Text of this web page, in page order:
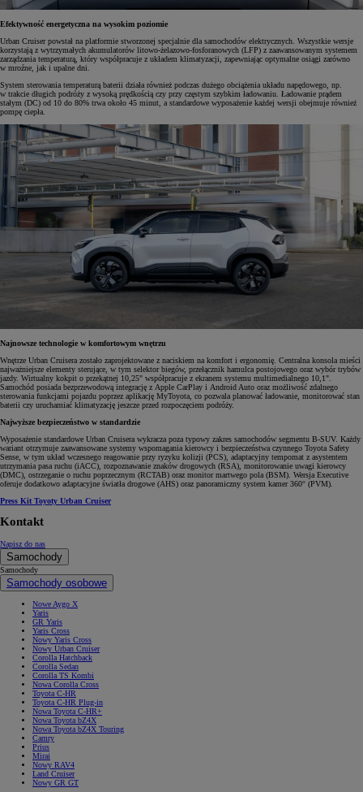
Efektywność energetyczna na wysokim poziomie
Urban Cruiser powstał na platformie stworzonej specjalnie dla samochodów elektrycznych. Wszystkie wersje
korzystają z wytrzymałych akumulatorów litowo-żelazowo-fosforanowych (LFP) z zaawansowanym systemem
zarządzania temperaturą, który współpracuje z układem klimatyzacji, zapewniając optymalne osiągi zarówno
w mroźne, jak i upalne dni.
System sterowania temperaturą baterii działa również podczas dużego obciążenia układu napędowego, np.
w trakcie długich podróży z wysoką prędkością czy przy częstym szybkim ładowaniu. Ładowanie prądem
stałym (DC) od 10 do 80% trwa około 45 minut, a standardowe wyposażenie każdej wersji obejmuje również
pompę ciepła.
Najnowsze technologie w komfortowym wnętrzu
Wnętrze Urban Cruisera zostało zaprojektowane z naciskiem na komfort i ergonomię. Centralna konsola mieści
najważniejsze elementy sterujące, w tym selektor biegów, przełącznik hamulca postojowego oraz wybór trybów
jazdy. Wirtualny kokpit o przekątnej 10,25" współpracuje z ekranem systemu multimedialnego 10,1".
Samochód posiada bezprzewodową integrację z Apple CarPlay i Android Auto oraz możliwość zdalnego
sterowania funkcjami pojazdu poprzez aplikację MyToyota, co pozwala planować ładowanie, monitorować stan
baterii czy uruchamiać klimatyzację jeszcze przed rozpoczęciem podróży.
Najwyższe bezpieczeństwo w standardzie
Wyposażenie standardowe Urban Cruisera wykracza poza typowy zakres samochodów segmentu B-SUV. Każdy
wariant otrzymuje zaawansowane systemy wspomagania kierowcy i bezpieczeństwa czynnego Toyota Safety
Sense, w tym układ wczesnego reagowanie przy ryzyku kolizji (PCS), adaptacyjny tempomat z asystentem
utrzymania pasa ruchu (iACC), rozpoznawanie znaków drogowych (RSA), monitorowanie uwagi kierowcy
(DMC), ostrzeganie o ruchu poprzecznym (RCTAB) oraz monitor martwego pola (BSM). Wersja Executive
oferuje dodatkowo adaptacyjne światła drogowe (AHS) oraz panoramiczny system kamer 360° (PVM).
Press Kit Toyoty Urban Cruiser
Kontakt
Napisz do nas
Samochody
Samochody
Samochody osobowe
Nowe Aygo X
Yaris
GR Yaris
Yaris Cross
Nowy Yaris Cross
Nowy Urban Cruiser
Corolla Hatchback
Corolla Sedan
Corolla TS Kombi
Nowa Corolla Cross
Toyota C-HR
Toyota C-HR Plug-in
Nowa Toyota C-HR+
Nowa Toyota bZ4X
Nowa Toyota bZ4X Touring
Camry
Prius
Mirai
Nowy RAV4
Land Cruiser
Nowy GR GT